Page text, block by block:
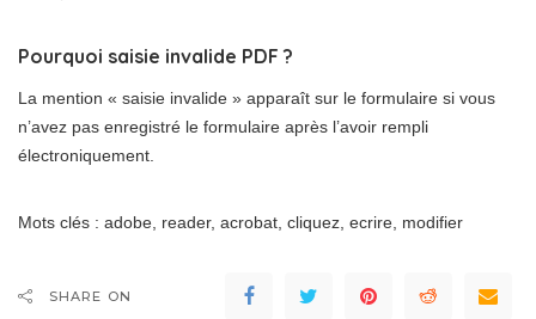
Pourquoi saisie invalide PDF ?
La mention « saisie invalide » apparaît sur le formulaire si vous
n’avez pas enregistré le formulaire après l’avoir rempli
électroniquement.
Mots clés : adobe, reader, acrobat, cliquez, ecrire, modifier
SHARE ON